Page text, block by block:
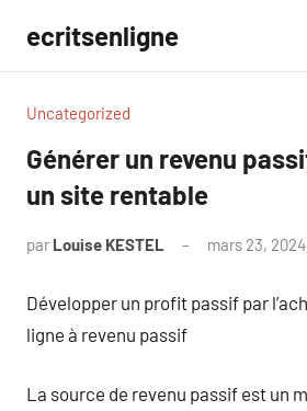
contenu
ecritsenligne
Uncategorized
Générer un revenu
un site rentable
par Louise KESTEL mars 23, 2024
Développer un profit passif par
ligne à revenu passif
La source de revenu passif est un